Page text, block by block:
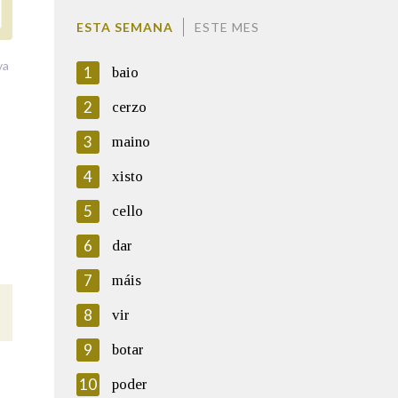
ESTA SEMANA ESTE MES
1 baio
2 cerzo
3 maino
4 xisto
5 cello
6 dar
7 máis
8 vir
9 botar
10 poder